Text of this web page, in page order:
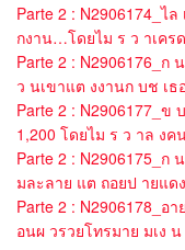
Parte 2 : N2906174_ไ
กงาน…โดยไม ร ว าเคร
Parte 2 : N2906176_ก
ว นเขาแต งงานก บช เ
Parte 2 : N2906177_ข
1,200 โดยไม ร ว าล ง
Parte 2 : N2906175_ก
มละลาย แต ถอยป ายแด
Parte 2 : N2906178_อ
อนผ วรวยโทรมาย มเง